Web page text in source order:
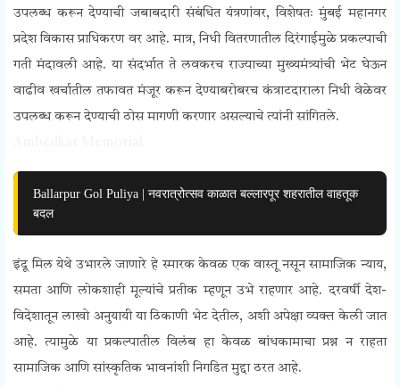
उपलब्ध करून देण्याची जबाबदारी संबंधित यंत्रणांवर, विशेषतः मुंबई महानगर
प्रदेश विकास प्राधिकरण वर आहे. मात्र, निधी वितरणातील दिरंगाईमुळे प्रकल्पाची
गती मंदावली आहे. या संदर्भात ते लवकरच राज्याच्या मुख्यमंत्र्यांची भेट घेऊन
वाढीव खर्चातील तफावत मंजूर करून देण्याबरोबरच कंत्राटदाराला निधी वेळेवर
उपलब्ध करून देण्याची ठोस मागणी करणार असल्याचे त्यांनी सांगितले.
Ballarpur Gol Puliya | नवरात्रोत्सव काळात बल्लारपूर शहरातील वाहतूक
बदल
इंदू मिल येथे उभारले जाणारे हे स्मारक केवळ एक वास्तू नसून सामाजिक न्याय,
समता आणि लोकशाही मूल्यांचे प्रतीक म्हणून उभे राहणार आहे. दरवर्षी देश-
विदेशातून लाखो अनुयायी या ठिकाणी भेट देतील, अशी अपेक्षा व्यक्त केली जात
आहे. त्यामुळे या प्रकल्पातील विलंब हा केवळ बांधकामाचा प्रश्न न राहता
सामाजिक आणि सांस्कृतिक भावनांशी निगडित मुद्दा ठरत आहे.